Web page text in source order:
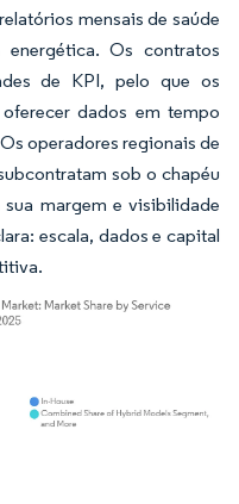
mensais de saúde
Os contratos
de KPI, pelo que os
dados em tempo
operadores regionais de
sob o chapéu
margem e visibilidade
escala, dados e capital